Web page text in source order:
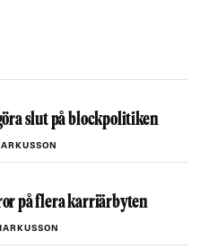
slut på blockpolitiken
på flera karriärbyten